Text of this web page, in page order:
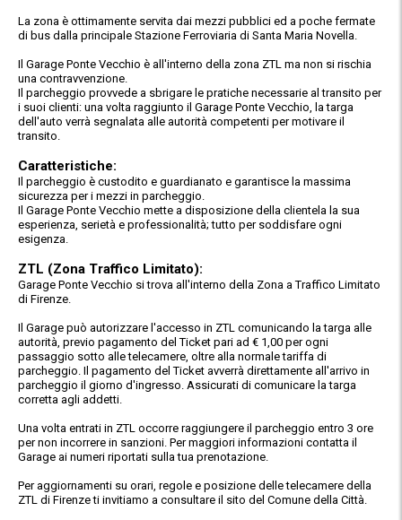
La zona è ottimamente servita dai mezzi pubblici ed a poche fermate
di bus dalla principale Stazione Ferroviaria di Santa Maria Novella.
Il Garage Ponte Vecchio è all'interno della zona ZTL ma non si rischia
una contravvenzione.
Il parcheggio provvede a sbrigare le pratiche necessarie al transito per
i suoi clienti: una volta raggiunto il Garage Ponte Vecchio, la targa
dell'auto verrà segnalata alle autorità competenti per motivare il
transito.
Caratteristiche:
Il parcheggio è custodito e guardianato e garantisce la massima
sicurezza per i mezzi in parcheggio.
Il Garage Ponte Vecchio mette a disposizione della clientela la sua
esperienza, serietà e professionalità; tutto per soddisfare ogni
esigenza.
ZTL (Zona Traffico Limitato):
Garage Ponte Vecchio si trova all'interno della Zona a Traffico Limitato
di Firenze.
Il Garage può autorizzare l'accesso in ZTL comunicando la targa alle
autorità, previo pagamento del Ticket pari ad € 1,00 per ogni
passaggio sotto alle telecamere, oltre alla normale tariffa di
parcheggio. Il pagamento del Ticket avverrà direttamente all'arrivo in
parcheggio il giorno d'ingresso. Assicurati di comunicare la targa
corretta agli addetti.
Una volta entrati in ZTL occorre raggiungere il parcheggio entro 3 ore
per non incorrere in sanzioni. Per maggiori informazioni contatta il
Garage ai numeri riportati sulla tua prenotazione.
Per aggiornamenti su orari, regole e posizione delle telecamere della
ZTL di Firenze ti invitiamo a consultare il sito del Comune della Città.